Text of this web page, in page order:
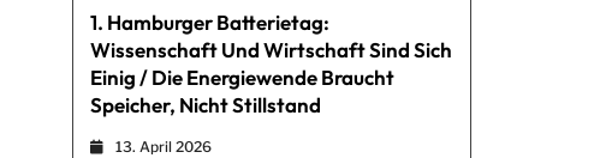
1. Hamburger Batterietag:
Wissenschaft Und Wirtschaft Sind Sich
Einig / Die Energiewende Braucht
Speicher, Nicht Stillstand
13. April 2026